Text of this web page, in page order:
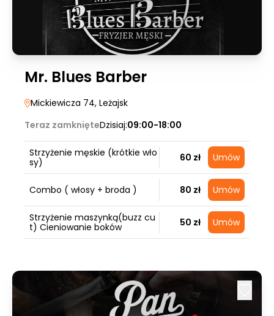
Mr. Blues Barber
Mickiewicza 74, Leżajsk
Teraz zamknięteDzisiaj:09:00-18:00
Strzyżenie męskie (krótkie wło
sy)
60 zł Umów
Combo ( włosy + broda ) 80 zł Umów
Strzyżenie maszynką(buzz cu
t) Cieniowanie boków
50 zł Umów